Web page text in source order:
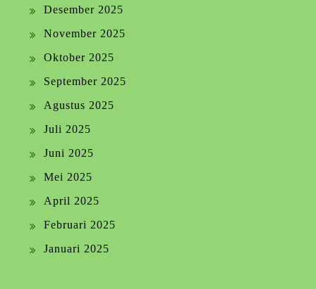
Desember 2025
November 2025
Oktober 2025
September 2025
Agustus 2025
Juli 2025
Juni 2025
Mei 2025
April 2025
Februari 2025
Januari 2025